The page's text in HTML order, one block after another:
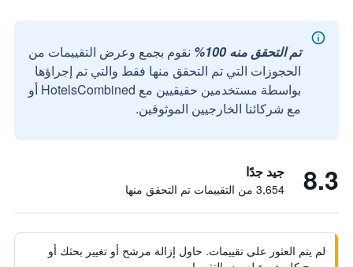
تم التحقق منه 100%
نقوم بجمع وعرض التقييمات من
الحجوزات التي تم التحقق منها فقط والتي تم إجراؤها
بواسطة مستخدمين حقيقيين مع HotelsCombined أو
مع شركائنا الخارجيين الموثوقين.
8.3 جيد جدًا
3,654 من التقييمات تم التحقق منها
لم يتم العثور على تقييمات. حاول إزالة مرشح أو تغيير بحثك أو